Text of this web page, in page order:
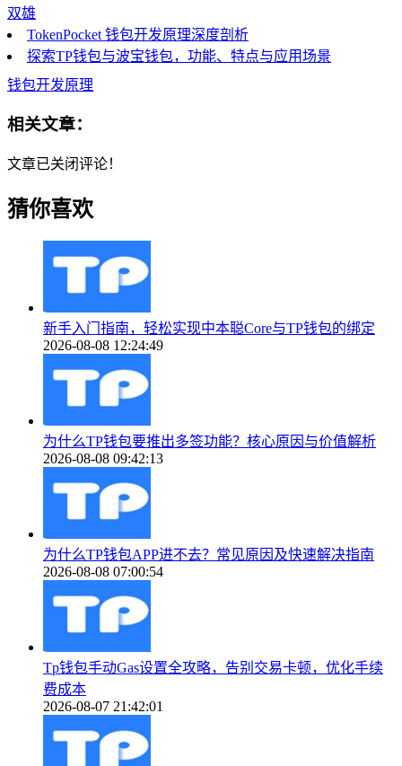
双雄
TokenPocket 钱包开发原理深度剖析
探索TP钱包与波宝钱包，功能、特点与应用场景
钱包开发原理
相关文章：
文章已关闭评论！
猜你喜欢
新手入门指南，轻松实现中本聪Core与TP钱包的绑定
2026-08-08 12:24:49
为什么TP钱包要推出多签功能？核心原因与价值解析
2026-08-08 09:42:13
为什么TP钱包APP进不去？常见原因及快速解决指南
2026-08-08 07:00:54
Tp钱包手动Gas设置全攻略，告别交易卡顿，优化手续
费成本
2026-08-07 21:42:01